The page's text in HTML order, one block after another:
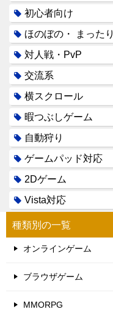
初心者向け
ほのぼの・ まったり
対人戦・PvP
交流系
横スクロール
暇つぶしゲーム
自動狩り
ゲームパッド対応
2Dゲーム
Vista対応
種類別の一覧
オンラインゲーム
ブラウザゲーム
MMORPG